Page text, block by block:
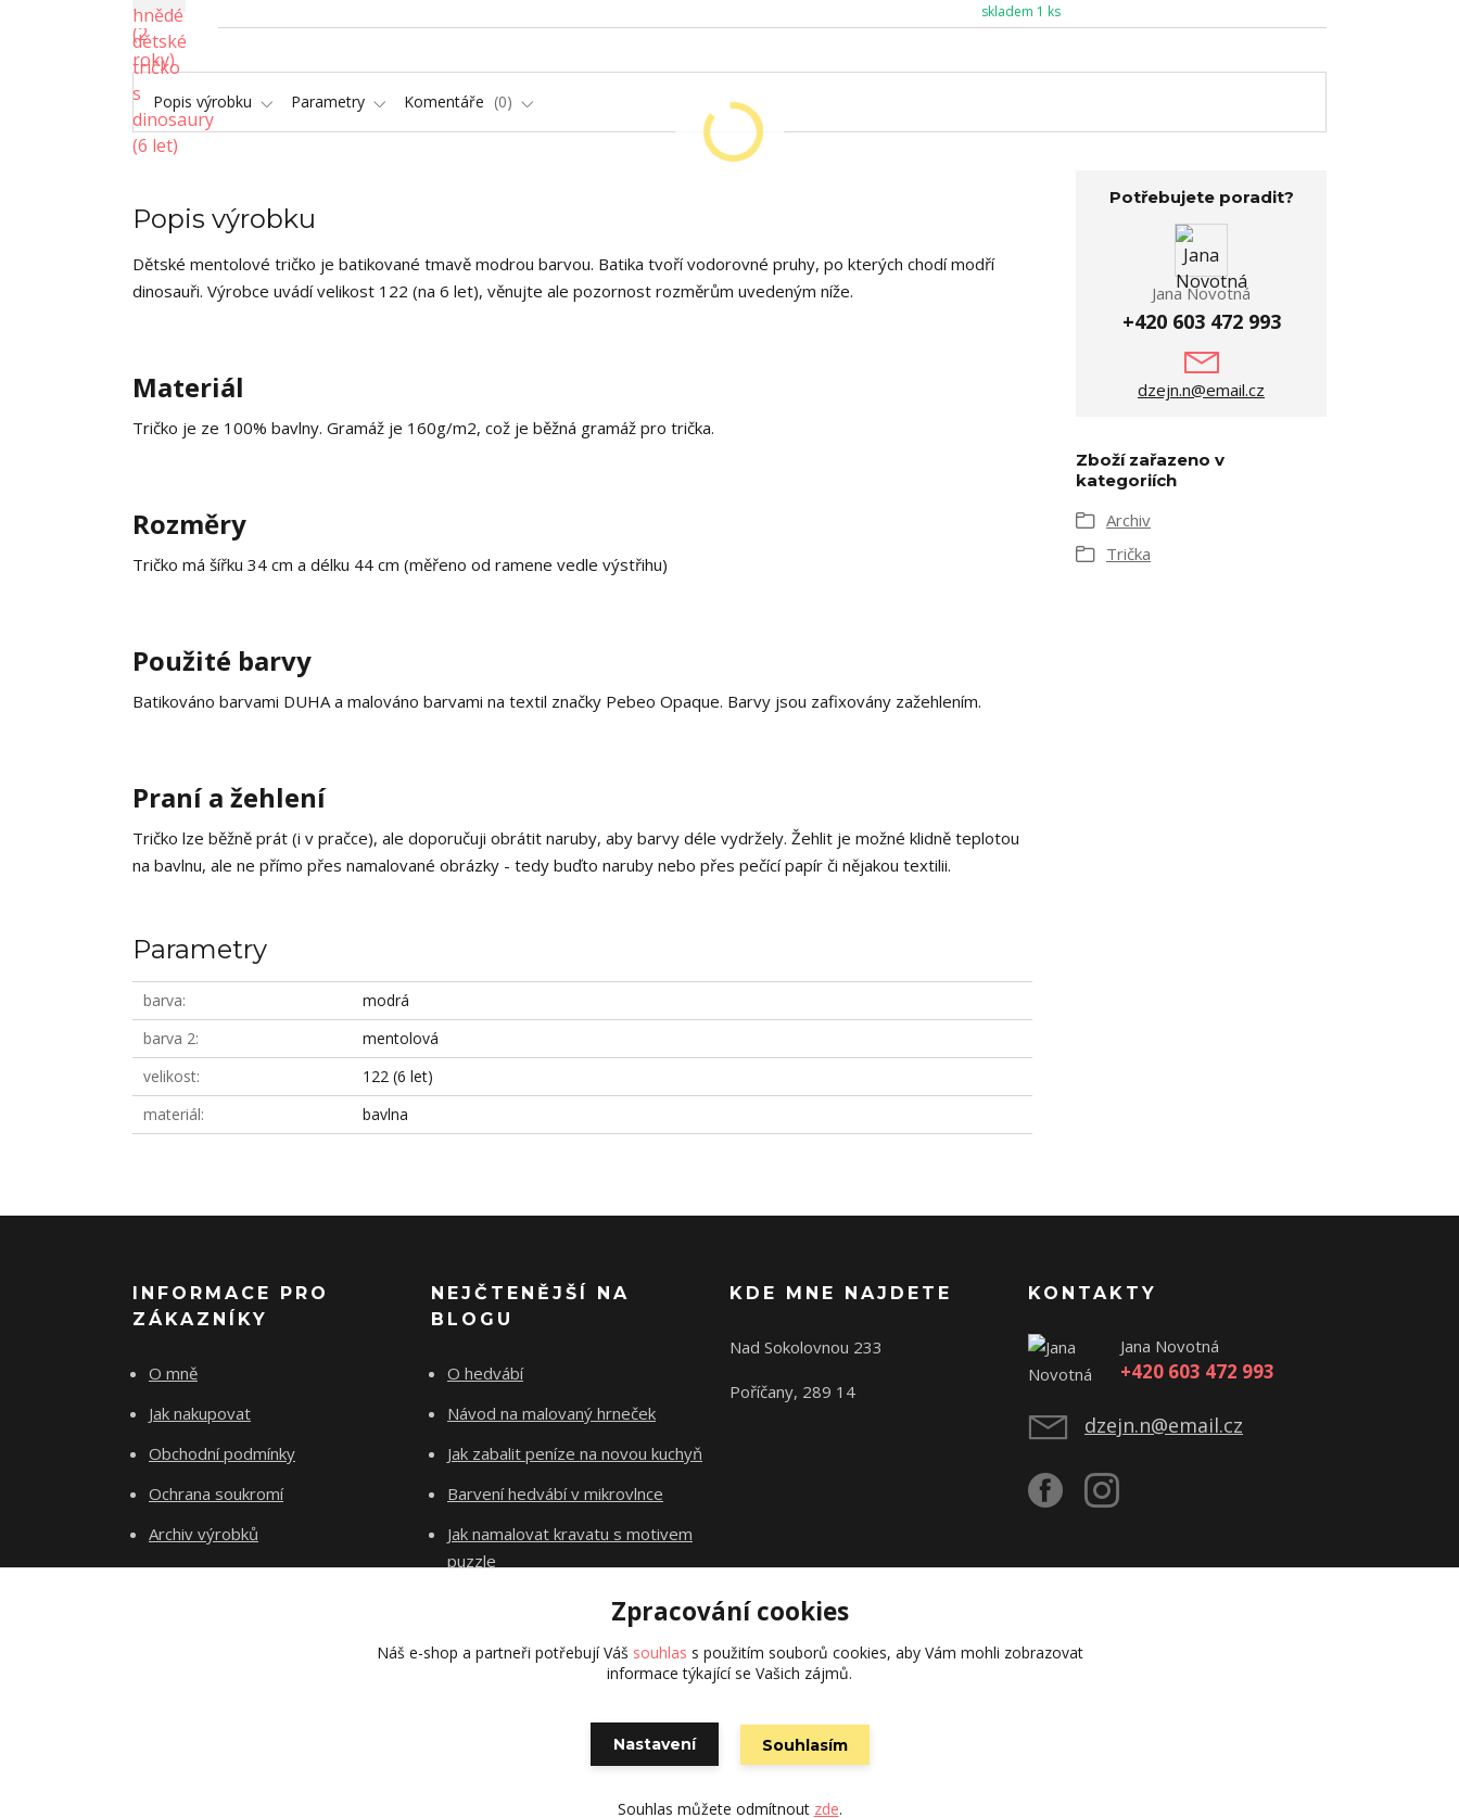
skladem 1 ks
Popis výrobku Parametry Komentáře 0
Popis výrobku
Dětské mentolové tričko je batikované tmavě modrou barvou. Batika tvoří vodorovné pruhy, po kterých chodí modří
dinosauři. Výrobce uvádí velikost 122 (na 6 let), věnujte ale pozornost rozměrům uvedeným níže.
Materiál
Tričko je ze 100% bavlny. Gramáž je 160g/m2, což je běžná gramáž pro trička.
Rozměry
Tričko má šířku 34 cm a délku 44 cm (měřeno od ramene vedle výstřihu)
Použité barvy
Batikováno barvami DUHA a malováno barvami na textil značky Pebeo Opaque. Barvy jsou zafixovány zažehlením.
Praní a žehlení
Tričko lze běžně prát (i v pračce), ale doporučuji obrátit naruby, aby barvy déle vydržely. Žehlit je možné klidně teplotou
na bavlnu, ale ne přímo přes namalované obrázky - tedy buďto naruby nebo přes pečící papír či nějakou textilii.
Parametry
barva
modrá
barva 2
mentolová
velikost
122 (6 let)
materiál
bavlna
Potřebujete poradit?
Jana Novotná
+420 603 472 993
dzejn.n@email.cz
Zboží zařazeno v
kategoriích
Archiv
Trička
INFORMACE PRO
ZÁKAZNÍKY
O mně
Jak nakupovat
Obchodní podmínky
Ochrana soukromí
Archiv výrobků
Kontakty
NEJČTENĚJŠÍ NA
BLOGU
O hedvábí
Návod na malovaný hrneček
Jak zabalit peníze na novou kuchyň
Barvení hedvábí v mikrovlnce
Jak namalovat kravatu s motivem
puzzle
KDE MNE NAJDETE
Nad Sokolovnou 233
Poříčany, 289 14
Původní stránky
KONTAKTY
Jana Novotná
+420 603 472 993
dzejn.n@email.cz
Vytvořeno na
Zpracování cookies
Náš e-shop a partneři potřebují Váš souhlas s použitím souborů cookies, aby Vám mohli zobrazovat
informace týkající se Vašich zájmů.
Nastavení Souhlasím
Souhlas můžete odmítnout zde.